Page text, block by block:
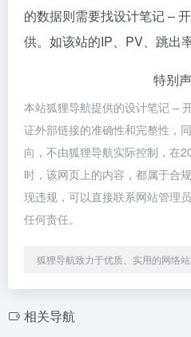
的数据则需要找设计笔记 –
供。如该站的IP、PV、跳出
特别
本站狐狸导航提供的设计笔记 –
证外部链接的准确性和完整性，
向，不由狐狸导航实际控制，在
时，该网页上的内容，都属于合
现违规，可以直接联系网站管理
任何责任。
狐狸导航致力于优质、实用的网络
相关导航